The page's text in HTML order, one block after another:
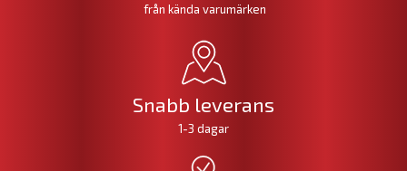
från kända varumärken
Snabb leverans
1-3 dagar